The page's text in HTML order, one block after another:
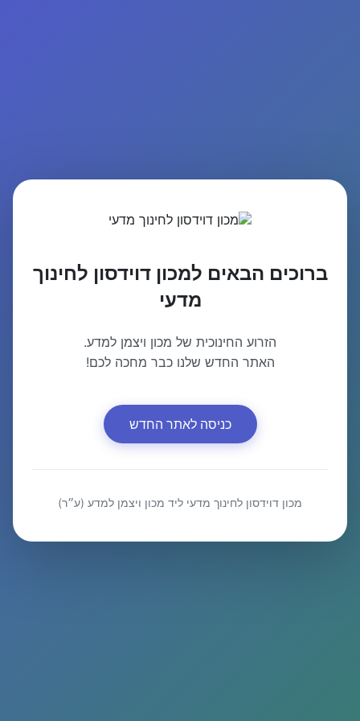
ברוכים הבאים למכון דוידסון לחינוך
מדעי
הזרוע החינוכית של מכון ויצמן למדע.
האתר החדש שלנו כבר מחכה לכם!
כניסה לאתר החדש
מכון דוידסון לחינוך מדעי ליד מכון ויצמן למדע (ע״ר)